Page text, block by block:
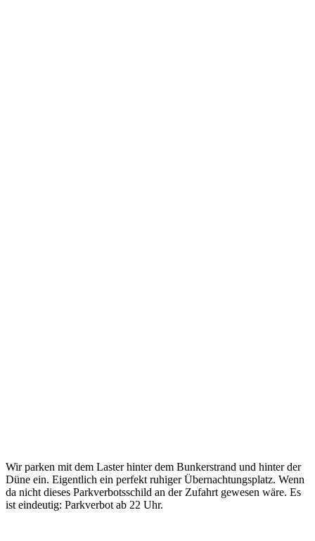
Wir parken mit dem Laster hinter dem Bunkerstrand und hinter der
Düne ein. Eigentlich ein perfekt ruhiger Übernachtungsplatz. Wenn
da nicht dieses Parkverbotsschild an der Zufahrt gewesen wäre. Es
ist eindeutig: Parkverbot ab 22 Uhr.